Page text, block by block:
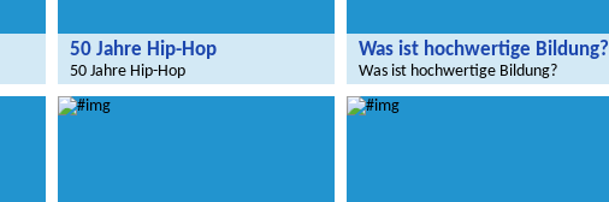
50 Jahre Hip-Hop
50 Jahre Hip-Hop
Was ist hochwertige Bildung?
Was ist hochwertige Bildung?